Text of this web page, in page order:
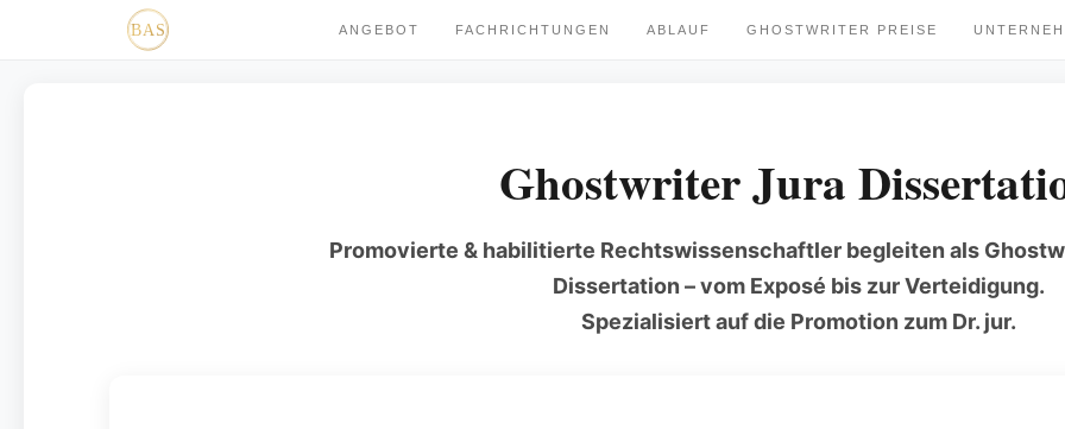
ANGEBOT FACHRICHTUNGEN ABLAUF GHOSTWRITER PREISE
Ghostwriter Jura
Promovierte & habilitierte Rechtswissenschaftler begleiten als
Dissertation – vom Exposé bis zur Verteidigung.
Spezialisiert auf die Promotion zum Dr. jur.